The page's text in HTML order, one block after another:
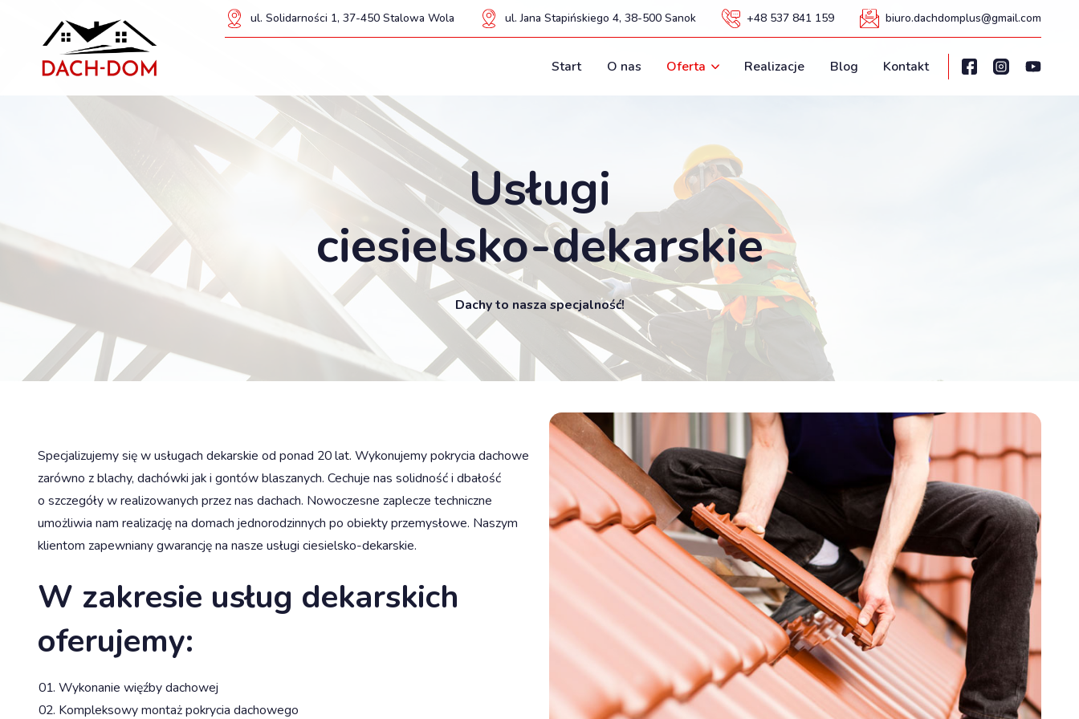
ul. Solidarności 1, 37-450 Stalowa Wola ul. Jana Stapińskiego 4, 38-500 Sanok +48 537 841 159 biuro.dachdomplus@gmail.com
Start O nas Oferta Realizacje Blog Kontakt
Usługi
ciesielsko-dekarskie
Dachy to nasza specjalność!
Specjalizujemy się w usługach dekarskie od ponad 20 lat. Wykonujemy pokrycia dachowe
zarówno z blachy, dachówki jak i gontów blaszanych. Cechuje nas solidność i dbałość
o szczegóły w realizowanych przez nas dachach. Nowoczesne zaplecze techniczne
umożliwia nam realizację na domach jednorodzinnych po obiekty przemysłowe. Naszym
klientom zapewniany gwarancję na nasze usługi ciesielsko-dekarskie.
W zakresie usług dekarskich
oferujemy:
Wykonanie więźby dachowej
Kompleksowy montaż pokrycia dachowego